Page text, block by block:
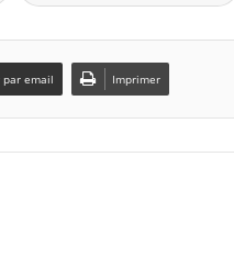
par email Imprimer